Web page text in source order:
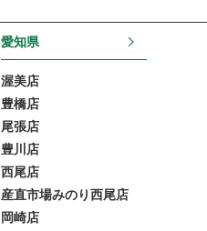
愛知県
渥美店
豊橋店
尾張店
豊川店
西尾店
産直市場みのり西尾店
岡崎店